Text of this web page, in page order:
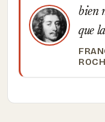
bien
que